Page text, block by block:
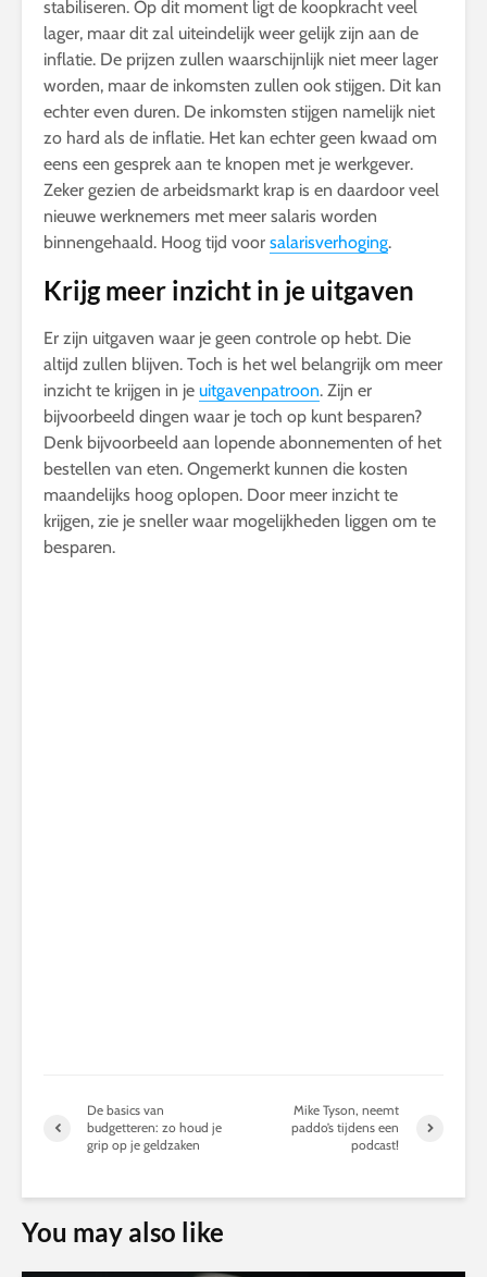
stabiliseren. Op dit moment ligt de koopkracht veel
lager, maar dit zal uiteindelijk weer gelijk zijn aan de
inflatie. De prijzen zullen waarschijnlijk niet meer lager
worden, maar de inkomsten zullen ook stijgen. Dit kan
echter even duren. De inkomsten stijgen namelijk niet
zo hard als de inflatie. Het kan echter geen kwaad om
eens een gesprek aan te knopen met je werkgever.
Zeker gezien de arbeidsmarkt krap is en daardoor veel
nieuwe werknemers met meer salaris worden
binnengehaald. Hoog tijd voor salarisverhoging.
Krijg meer inzicht in je uitgaven
Er zijn uitgaven waar je geen controle op hebt. Die
altijd zullen blijven. Toch is het wel belangrijk om meer
inzicht te krijgen in je uitgavenpatroon. Zijn er
bijvoorbeeld dingen waar je toch op kunt besparen?
Denk bijvoorbeeld aan lopende abonnementen of het
bestellen van eten. Ongemerkt kunnen die kosten
maandelijks hoog oplopen. Door meer inzicht te
krijgen, zie je sneller waar mogelijkheden liggen om te
besparen.
De basics van
budgetteren: zo houd je
grip op je geldzaken
Mike Tyson, neemt
paddo’s tijdens een
podcast!
You may also like